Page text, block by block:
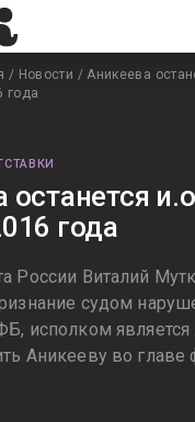
/ Новости / Аникеева
года
останется
года
России Виталий
судом
исполком
Аникееву во главе